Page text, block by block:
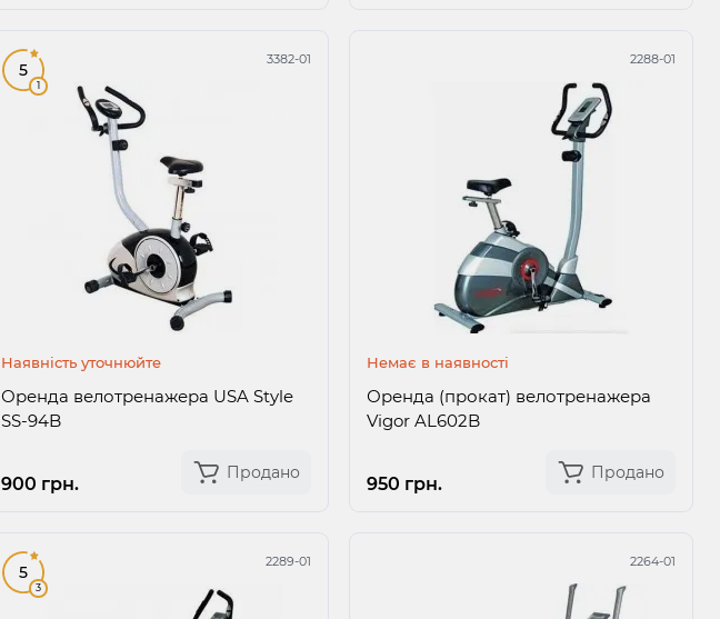
3382-01
5
1
Наявність уточнюйте
Оренда велотренажера USA Style
SS-94B
900 грн.
Продано
2288-01
Немає в наявності
Оренда (прокат) велотренажера
Vigor AL602B
950 грн.
Продано
2289-01
5
3
2264-01